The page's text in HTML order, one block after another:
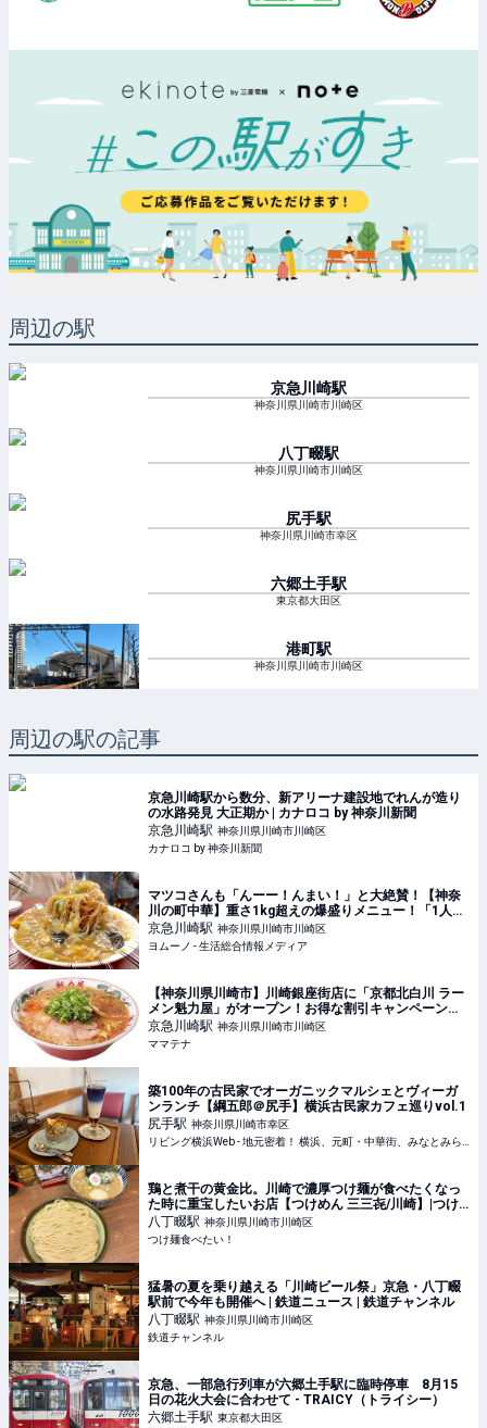
周辺の駅
京急川崎駅
神奈川県川崎市川崎区
八丁畷駅
神奈川県川崎市川崎区
尻手駅
神奈川県川崎市幸区
六郷土手駅
東京都大田区
港町駅
神奈川県川崎市川崎区
周辺の駅の記事
京急川崎駅から数分、新アリーナ建設地でれんが造り
の水路発見 大正期か | カナロコ by 神奈川新聞
京急川崎駅 神奈川県川崎市川崎区
カナロコ by 神奈川新聞
マツコさんも「んーー！んまい！」と大絶賛！【神奈
川の町中華】重さ1kg超えの爆盛りメニュー！「1人前
で考えたらこれワンコイン以下だよ…！」 | ヨムーノ
京急川崎駅 神奈川県川崎市川崎区
ヨムーノ - 生活総合情報メディア
【神奈川県川崎市】川崎銀座街店に「京都北白川 ラー
メン魁力屋」がオープン！お得な割引キャンペーンも |
ママテナ
京急川崎駅 神奈川県川崎市川崎区
ママテナ
築100年の古民家でオーガニックマルシェとヴィーガ
ンランチ【綱五郎＠尻手】横浜古民家カフェ巡りvol.1
尻手駅 神奈川県川崎市幸区
鶏と煮干の黄金比。川崎で濃厚つけ麺が食べたくなっ
た時に重宝したいお店【つけめん 三三㐂/川崎】|つけ
麺食べたい！
八丁畷駅 神奈川県川崎市川崎区
つけ麺食べたい！
猛暑の夏を乗り越える「川崎ビール祭」京急・八丁畷
駅前で今年も開催へ | 鉄道ニュース | 鉄道チャンネル
八丁畷駅 神奈川県川崎市川崎区
鉄道チャンネル
京急、一部急行列車が六郷土手駅に臨時停車 8月15
日の花火大会に合わせて - TRAICY（トライシー）
六郷土手駅 東京都大田区